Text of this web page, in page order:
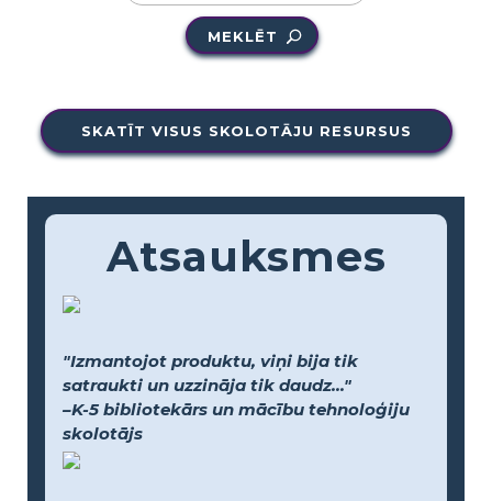
MEKLĒT
SKATĪT VISUS SKOLOTĀJU RESURSUS
Atsauksmes
"Izmantojot produktu, viņi bija tik
satraukti un uzzināja tik daudz..."
–K-5 bibliotekārs un mācību tehnoloģiju
skolotājs